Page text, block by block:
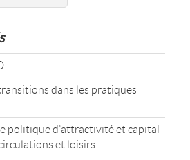
dans les pratiques
politique d’attractivité et capital
et loisirs